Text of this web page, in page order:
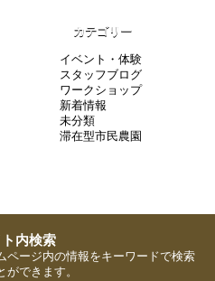
カテゴリー
イベント・体験
スタッフブログ
ワークショップ
新着情報
未分類
滞在型市民農園
ページ内の情報をキーワードで検索
ができます。